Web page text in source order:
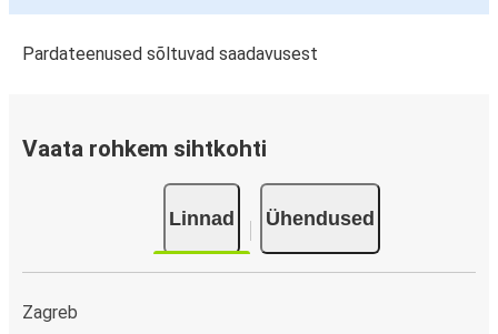
Pardateenused sõltuvad saadavusest
Vaata rohkem sihtkohti
Linnad Ühendused
Zagreb